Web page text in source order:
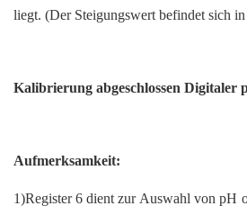
liegt. (Der Steigungswert befindet sich
Kalibrierung abgeschlossen Digitaler
Aufmerksamkeit:
1)Register 6 dient zur Auswahl von pH